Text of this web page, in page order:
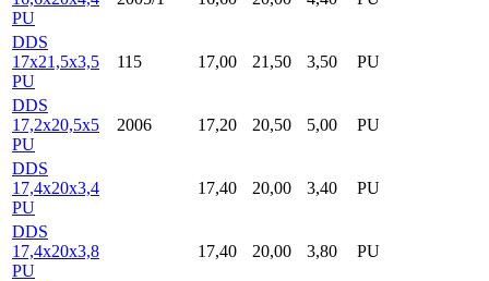
PU
DDS
17x21,5x3,5
PU
115 17,00 21,50 3,50 PU
DDS
17,2x20,5x5
PU
2006 17,20 20,50 5,00 PU
DDS
17,4x20x3,4
PU
17,40 20,00 3,40 PU
DDS
17,4x20x3,8
PU
17,40 20,00 3,80 PU